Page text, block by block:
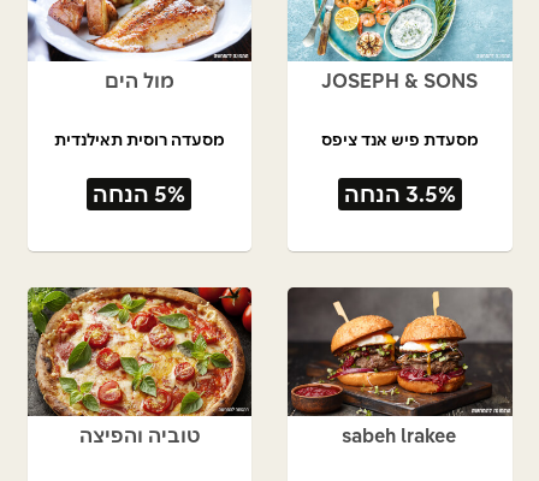
JOSEPH & SONS
מסעדת פיש אנד ציפס
3.5% הנחה
מול הים
מסעדה רוסית תאילנדית
5% הנחה
sabeh lrakee טוביה והפיצה